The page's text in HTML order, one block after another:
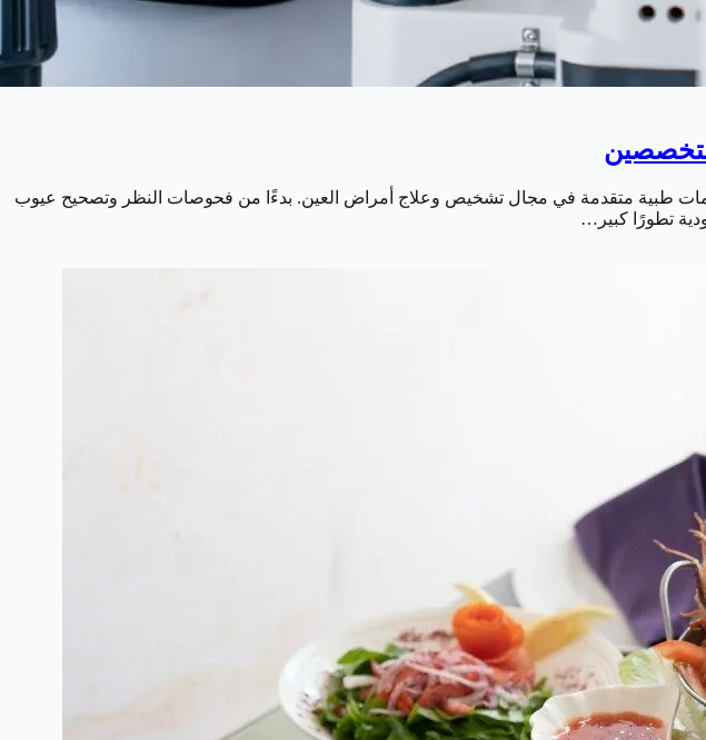
طبية متقدمة في مجال تشخيص وعلاج أمراض العين. بدءًا من فحوصات النظر وتصحيح عيوب
تطورًا كبير…